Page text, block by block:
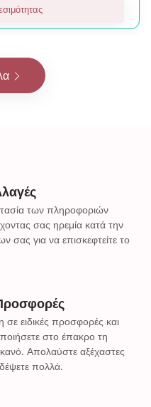
των πληροφοριών
σας ηρεμία κατά την
σας για να επισκεφτείτε το
ειδικές προσφορές και
στο έπακρο τη
Απολαύστε αξέχαστες
πολλά.